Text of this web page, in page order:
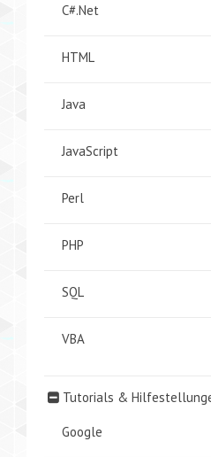
C#.Net
HTML
Java
JavaScript
Perl
PHP
SQL
VBA
Tutorials &
Google